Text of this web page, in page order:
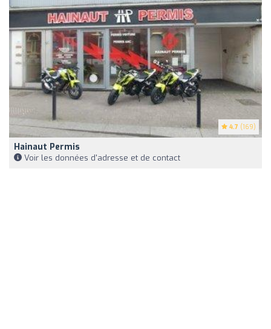
4.7 (169)
Hainaut Permis
Voir les données d'adresse et de contact